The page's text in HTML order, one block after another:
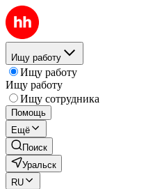
Ищу работу
Ищу работу
Ищу работу
Ищу сотрудника
Помощь
Ещё
Поиск
Уральск
RU